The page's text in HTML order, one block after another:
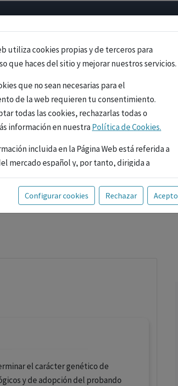
utiliza cookies propias y de terceros para
que haces del sitio y mejorar nuestros servicios.
que no sean necesarias para el
de la web requieren tu consentimiento.
todas las cookies, rechazarlas todas o
información en nuestraPolítica de Cookies.
incluida en la Página Web está referida a
mercado español y, por tanto, dirigida a
sanitarios legalmente facultados para
medicamentos con ejercicio
La información técnica de los fármacos se facilita
Configurar cookies Rechazar Acepto
el carácter genético de
y de adopción del probando